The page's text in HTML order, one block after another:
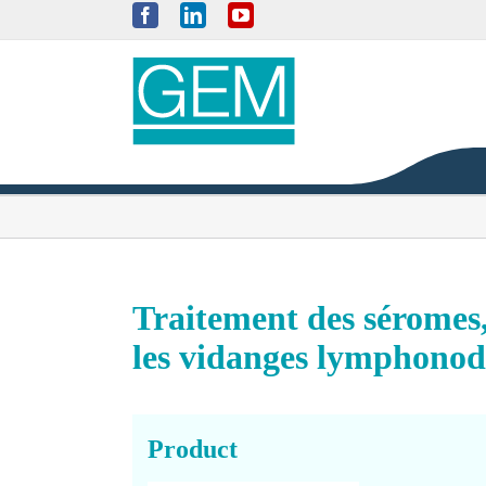
FacebookLinkedInYouTube
Traitement des
les vidanges
Product